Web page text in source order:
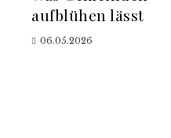
aufblühen lässt
06.05.2026